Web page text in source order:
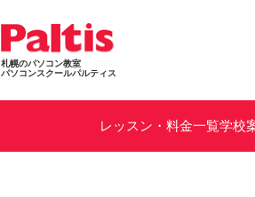
札幌のパソコン教室
パソコンスクールパルティス
レッスン・料金一覧学校